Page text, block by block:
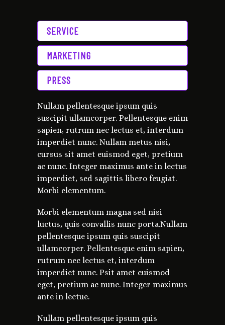
SERVICE
MARKETING
PRESS
Nullam pellentesque ipsum quis
suscipit ullamcorper. Pellentesque enim
sapien, rutrum nec lectus et, interdum
imperdiet nunc. Nullam metus nisi,
cursus sit amet euismod eget, pretium
ac nunc. Integer maximus ante in lectus
imperdiet, sed sagittis libero feugiat.
Morbi elementum.
Morbi elementum magna sed nisi
luctus, quis convallis nunc porta.Nullam
pellentesque ipsum quis suscipit
ullamcorper. Pellentesque enim sapien,
rutrum nec lectus et, interdum
imperdiet nunc. Psit amet euismod
eget, pretium ac nunc. Integer maximus
ante in lectue.
Nullam pellentesque ipsum quis